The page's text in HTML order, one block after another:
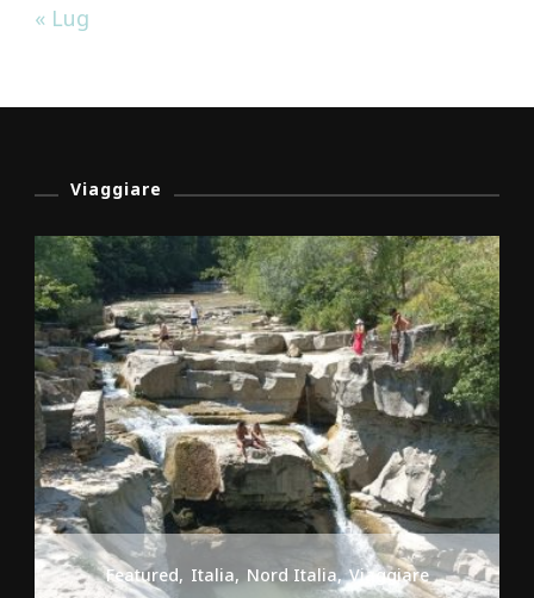
« Lug
Viaggiare
Featured Italia Nord Italia Viaggiare